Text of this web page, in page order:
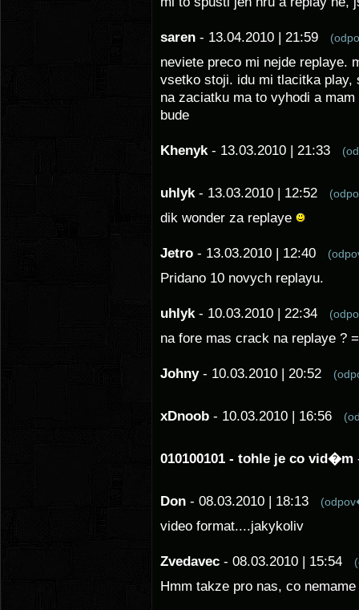
saren - 13.04.2010 | 21:59
neviete preco mi nejde replaye.
vsetko stoji. idu mi tlacitka
na zaciatku ma to vyhodi a
bude
Khenyk - 13.03.2010 | 21:33
uhlyk - 13.03.2010 | 12:52
dik wonder za replaye
Jetro - 13.03.2010 | 12:40
Pridano 10 novych replayu.
uhlyk - 10.03.2010 | 22:34
na fore mas crack na replaye ?
Johny - 10.03.2010 | 20:52
xDnoob - 10.03.2010 | 16:56
010100101 - tohle je co vid�m
Don - 08.03.2010 | 18:13
video format....jakykoliv
Zvedavec - 08.03.2010 | 15:54
Hmm takze pro nas, co